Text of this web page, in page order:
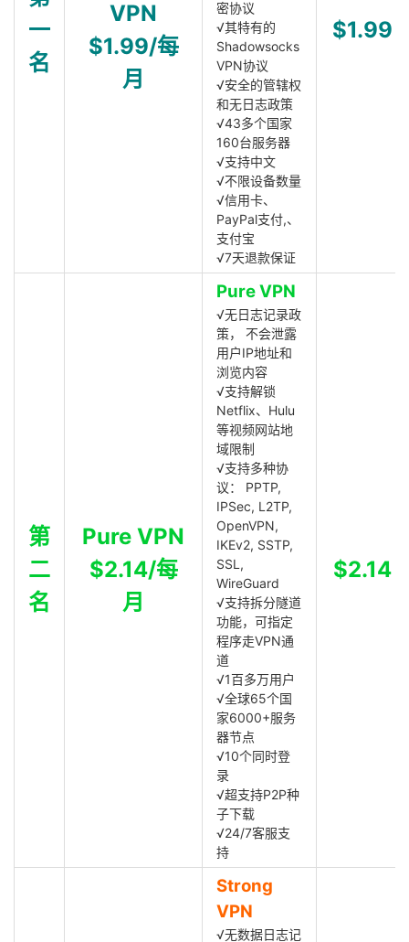
一
名
VPN
$1.99/每
月
密协议
√其特有的
Shadowsocks
VPN协议
√安全的管辖权
和无日志政策
√43多个国家
160台服务器
√支持中文
√不限设备数量
√信用卡、
PayPal支付,、
支付宝
√7天退款保证
$1.99
第
二
名
Pure VPN
$2.14/每
月
Pure VPN
√无日志记录政
策， 不会泄露
用户IP地址和
浏览内容
√支持解锁
Netflix、Hulu
等视频网站地
域限制
√支持多种协
议： PPTP,
IPSec, L2TP,
OpenVPN,
IKEv2, SSTP,
SSL,
WireGuard
√支持拆分隧道
功能，可指定
程序走VPN通
道
√1百多万用户
√全球65个国
家6000+服务
器节点
√10个同时登
录
√超支持P2P种
子下载
√24/7客服支
持
$2.14
Strong
VPN
√无数据日志记